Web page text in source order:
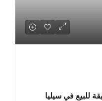
للبيع في سيليا